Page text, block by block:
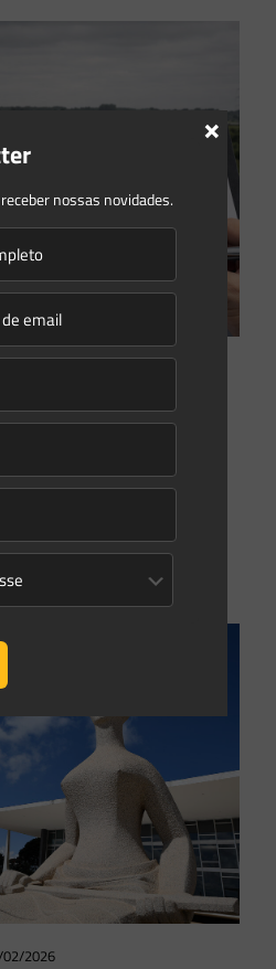
e o novo regime de
Brasil
Ambiental (Lei n.
de Operação Corretiva (LOC),
Read more
2026
nossas novidades.
×